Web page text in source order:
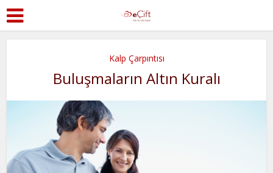
Kalp Çarpıntısı
Buluşmaların Altın Kuralı